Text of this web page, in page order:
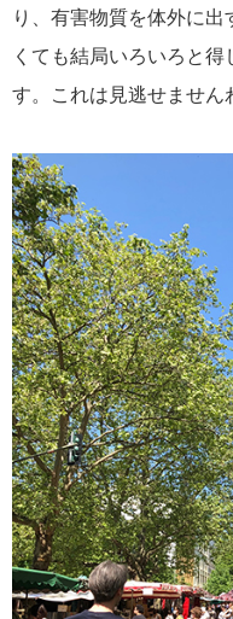
り、有害物質を体外に
くても結局いろいろと
す。これは見逃せません